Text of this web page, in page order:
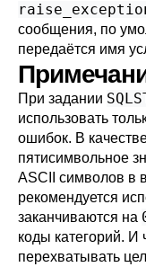
сообщения, по
передаётся имя
При задании
использовать
ошибок. В
пятисимвольное
ASCII символов в
рекомендуется
заканчиваются на
коды категорий. И
перехватывать